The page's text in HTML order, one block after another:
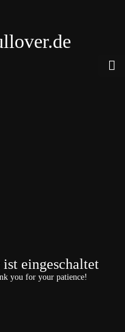
eingeschaltet
you for your patience!